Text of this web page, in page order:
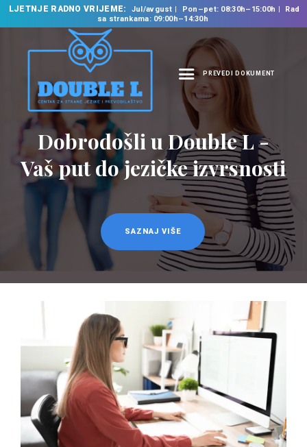
LJETNJE RADNO VRIJEME: Jul/avgust Pon–pet: 08:30h–15:00h
Rad
sa strankama: 09:00h–14:30h
PREVEDI DOKUMENT
NASLOVNA
O NAMA
NAŠE USLUGE
ŠKOLA STRANIH
JEZIKA
PREVODILAČKI BIRO
KURSEVI
NOVOSTI
KONTAKT
Dobrodošli u Double L -
Vaš put do jezičke izvrsnosti
SAZNAJ VIŠE
Prevodilačke usluge
na 35 jezika
SAZNAJ VIŠE